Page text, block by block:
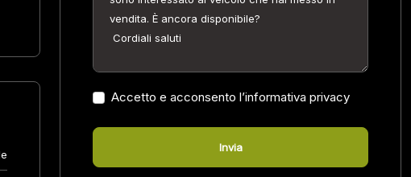
Accetto e acconsento l’informativa privacy
Invia